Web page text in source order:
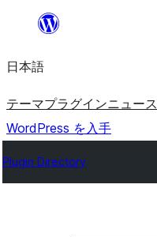
を
ッ
プ
日本語
テーマプラグインニュース
WordPress を入手
Plugin Directory